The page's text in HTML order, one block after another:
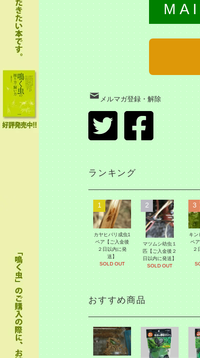
メルマガ登録・解除
ランキング
1
カヤヒバリ成虫1
ペア【ご入金後
２日以内に発
送】
SOLD OUT
2
マツムシ幼虫１
匹【ご入金後２
日以内に発送】
SOLD OUT
3
キン
ペ
２
おすすめ商品